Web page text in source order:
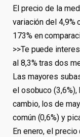
El precio de la
variación del 4,9%
173% en
>>Te puede
al 8,3% tras dos
Las mayores
el osobuco (3,6%),
cambio, los de
común (0,6%) y
En enero, el